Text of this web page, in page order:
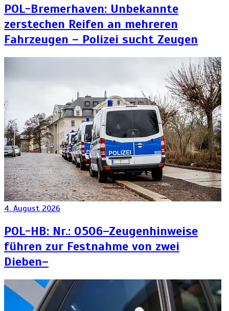
POL-Bremerhaven: Unbekannte
zerstechen Reifen an mehreren
Fahrzeugen – Polizei sucht Zeugen
4. August 2026
POL-HB: Nr.: 0506–Zeugenhinweise
führen zur Festnahme von zwei
Dieben–